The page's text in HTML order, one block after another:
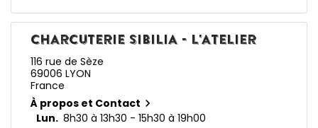
CHARCUTERIE SIBILIA - L'ATELIER
116 rue de Sèze
69006 LYON
France
À propos et Contact 
Lun. 8h30 à 13h30 - 15h30 à 19h00